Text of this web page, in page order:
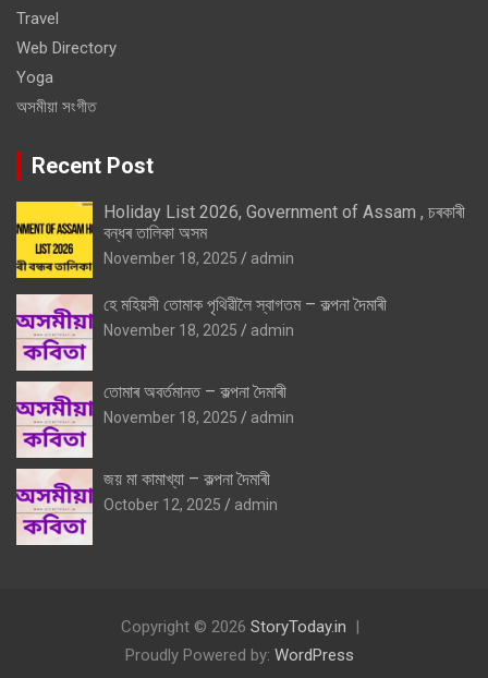
Travel
Web Directory
Yoga
অসমীয়া সংগীত
Recent Post
Holiday List 2026, Government of Assam , চৰকাৰী
বন্ধৰ তালিকা অসম
November 18, 2025 admin
হে মহিয়সী তোমাক পৃথিৱীলৈ স্বাগতম – কল্পনা দৈমাৰী
November 18, 2025 admin
তোমাৰ অবৰ্তমানত – কল্পনা দৈমাৰী
November 18, 2025 admin
জয় মা কামাখ্যা – কল্পনা দৈমাৰী
October 12, 2025 admin
Copyright © 2026 StoryToday.in
Proudly Powered by: WordPress